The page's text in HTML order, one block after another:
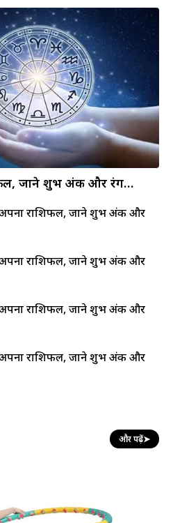
जाने शुभ अंक और रंग…
राशिफल, जाने शुभ अंक और
राशिफल, जाने शुभ अंक और
राशिफल, जाने शुभ अंक और
राशिफल, जाने शुभ अंक और
और पढ़ें➤